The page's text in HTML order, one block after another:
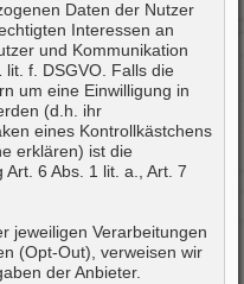
Daten der Nutzer
Interessen an
und Kommunikation
lit. f. DSGVO. Falls die
um eine Einwilligung in
(d.h. ihr
eines Kontrollkästchens
erklären) ist die
6 Abs. 1 lit. a., Art. 7
jeweiligen Verarbeitungen
(Opt-Out), verweisen wir
der Anbieter.